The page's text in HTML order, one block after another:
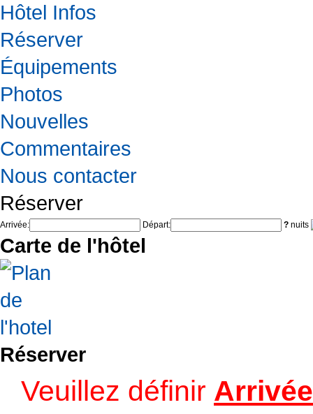
Hôtel Infos
Réserver
Équipements
Photos
Nouvelles
Commentaires
Nous contacter
Réserver
Arrivée: Départ: ? nuits
Carte de l'hôtel
Réserver
Veuillez définir Arrivée